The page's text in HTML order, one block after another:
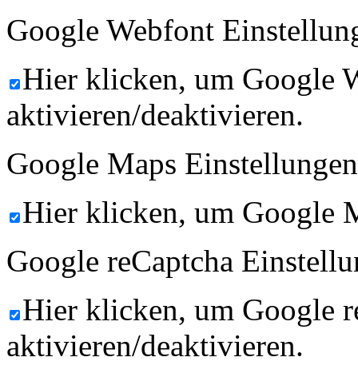
Google Webfont
Hier klicken, um Google
aktivieren/deaktivieren.
Google Maps
Hier klicken, um Google
Google reCaptcha
Hier klicken, um Google
aktivieren/deaktivieren.